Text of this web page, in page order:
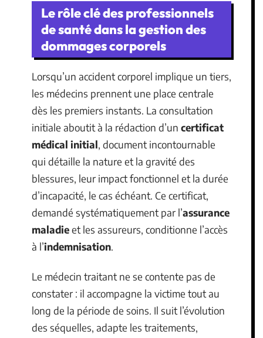
Le rôle clé des professionnels
de santé dans la gestion des
dommages corporels
Lorsqu’un accident corporel implique un tiers,
les médecins prennent une place centrale
dès les premiers instants. La consultation
initiale aboutit à la rédaction d’un certificat
médical initial, document incontournable
qui détaille la nature et la gravité des
blessures, leur impact fonctionnel et la durée
d’incapacité, le cas échéant. Ce certificat,
demandé systématiquement par l’assurance
maladieet les assureurs, conditionne l’accès
à l’indemnisation.
Le médecin traitant ne se contente pas de
constater : il accompagne la victime tout au
long de la période de soins. Il suit l’évolution
des séquelles, adapte les traitements,